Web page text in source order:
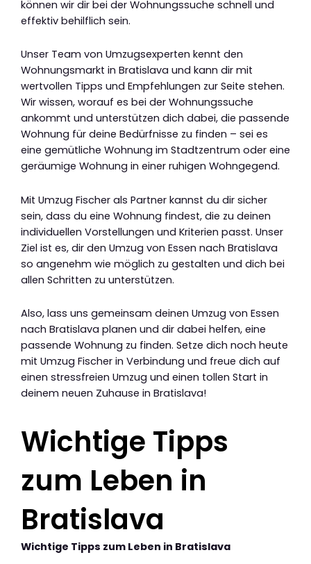
können wir dir bei der Wohnungssuche schnell und
effektiv behilflich sein.
Unser Team von Umzugsexperten kennt den
Wohnungsmarkt in Bratislava und kann dir mit
wertvollen Tipps und Empfehlungen zur Seite stehen.
Wir wissen, worauf es bei der Wohnungssuche
ankommt und unterstützen dich dabei, die passende
Wohnung für deine Bedürfnisse zu finden – sei es
eine gemütliche Wohnung im Stadtzentrum oder eine
geräumige Wohnung in einer ruhigen Wohngegend.
Mit Umzug Fischer als Partner kannst du dir sicher
sein, dass du eine Wohnung findest, die zu deinen
individuellen Vorstellungen und Kriterien passt. Unser
Ziel ist es, dir den Umzug von Essen nach Bratislava
so angenehm wie möglich zu gestalten und dich bei
allen Schritten zu unterstützen.
Also, lass uns gemeinsam deinen Umzug von Essen
nach Bratislava planen und dir dabei helfen, eine
passende Wohnung zu finden. Setze dich noch heute
mit Umzug Fischer in Verbindung und freue dich auf
einen stressfreien Umzug und einen tollen Start in
deinem neuen Zuhause in Bratislava!
Wichtige Tipps
zum Leben in
Bratislava
Wichtige Tipps zum Leben in Bratislava